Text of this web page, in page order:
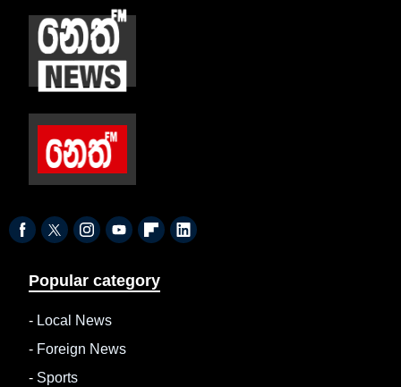
Popular category
- Local News
- Foreign News
- Sports